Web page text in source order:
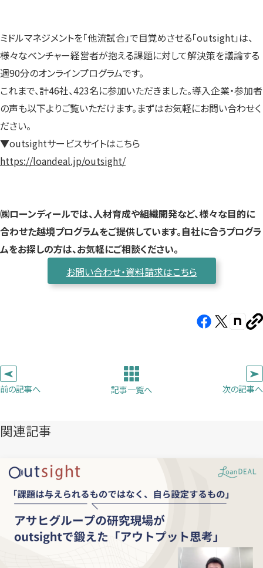
ミドルマネジメントを「他流試合」で目覚めさせる「outsight」は、
様々なベンチャー経営者が抱える課題に対して解決策を議論する
週90分のオンラインプログラムです。
これまで、計46社、423名に参加いただきました。導入企業・参加者
の声も以下よりご覧いただけます。まずはお気軽にお問い合わせく
ださい。
▼outsightサービスサイトはこちら
https://loandeal.jp/outsight/
㈱ローンディールでは、人材育成や組織開発など、様々な目的に
合わせた越境プログラムをご提供しています。自社に合うプログラ
ムをお探しの方は、お気軽にご相談ください。
お問い合わせ・資料請求はこちら
Facebook（新
X（新 note（新
で
ー
前の記事へ 記事一覧へ 次の記事へ
関連記事